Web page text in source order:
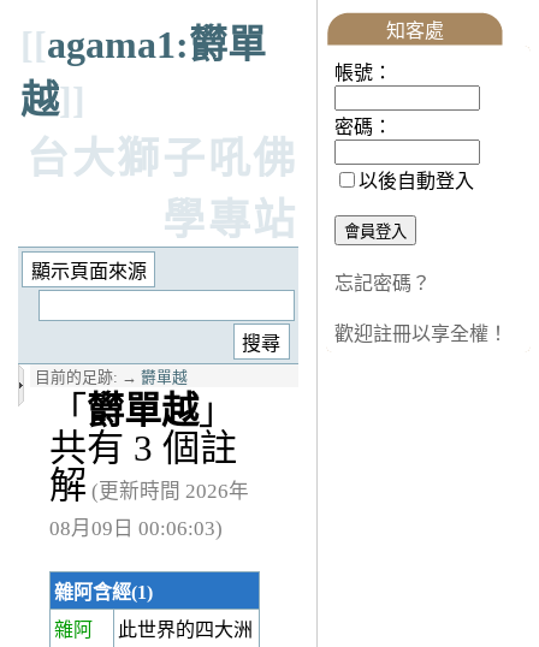
[[agama1:欝單
越]]
台大獅子吼佛
學專站
目前的足跡: → 欝單越
「 欝單越」
共有 3 個註
解 (更新時間 2026年
08月09日 00:06:03)
雜阿含經(1)
雜阿
此世界的四大洲
知客處
帳號：
密碼：
以後自動登入
忘記密碼？
歡迎註冊以享全權！